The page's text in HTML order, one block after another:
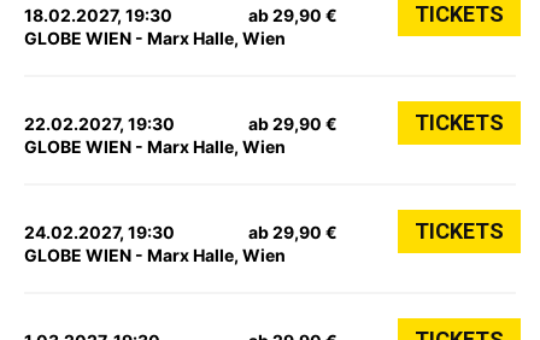
18.02.2027, 19:30
GLOBE WIEN - Marx Halle, Wien
ab 29,90 € TICKETS
22.02.2027, 19:30
GLOBE WIEN - Marx Halle, Wien
ab 29,90 € TICKETS
24.02.2027, 19:30
GLOBE WIEN - Marx Halle, Wien
ab 29,90 € TICKETS